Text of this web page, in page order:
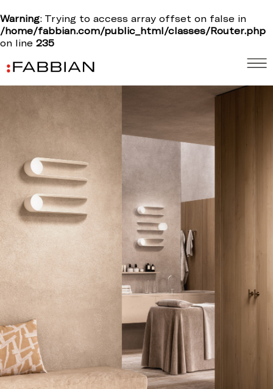
Warning: Trying to access array offset on false in
/home/fabbian.com/public_html/classes/Router.php
on line 235